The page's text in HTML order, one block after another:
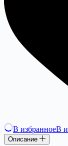
В избранноеВ
Описание